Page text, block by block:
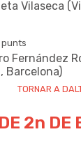
Vilaseca
punts
Fernández
Barcelona)
TORNAR A
2n DE